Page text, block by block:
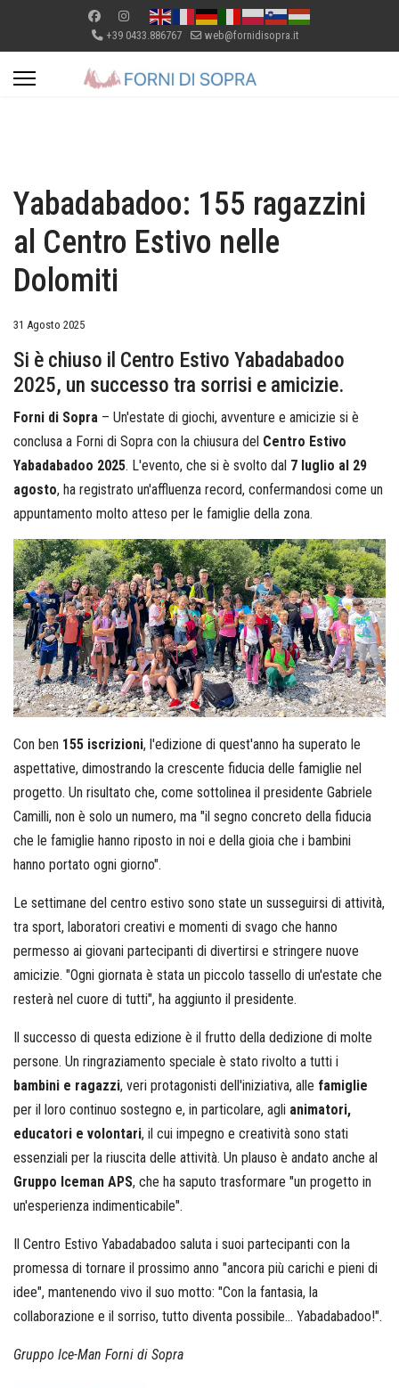
+39 0433.886767 web@fornidisopra.it
Yabadabadoo: 155 ragazzini
al Centro Estivo nelle
Dolomiti
31 Agosto 2025
Si è chiuso il Centro Estivo Yabadabadoo
2025, un successo tra sorrisi e amicizie.
Forni di Sopra – Un'estate di giochi, avventure e amicizie si è
conclusa a Forni di Sopra con la chiusura del Centro Estivo
Yabadabadoo 2025. L'evento, che si è svolto dal 7 luglio al 29
agosto, ha registrato un'affluenza record, confermandosi come un
appuntamento molto atteso per le famiglie della zona.
Con ben 155 iscrizioni, l'edizione di quest'anno ha superato le
aspettative, dimostrando la crescente fiducia delle famiglie nel
progetto. Un risultato che, come sottolinea il presidente Gabriele
Camilli, non è solo un numero, ma "il segno concreto della fiducia
che le famiglie hanno riposto in noi e della gioia che i bambini
hanno portato ogni giorno".
Le settimane del centro estivo sono state un susseguirsi di attività,
tra sport, laboratori creativi e momenti di svago che hanno
permesso ai giovani partecipanti di divertirsi e stringere nuove
amicizie. "Ogni giornata è stata un piccolo tassello di un'estate che
resterà nel cuore di tutti", ha aggiunto il presidente.
Il successo di questa edizione è il frutto della dedizione di molte
persone. Un ringraziamento speciale è stato rivolto a tutti i
bambini e ragazzi, veri protagonisti dell'iniziativa, alle famiglie
per il loro continuo sostegno e, in particolare, agli animatori,
educatori e volontari, il cui impegno e creatività sono stati
essenziali per la riuscita delle attività. Un plauso è andato anche al
Gruppo Iceman APS, che ha saputo trasformare "un progetto in
un'esperienza indimenticabile".
Il Centro Estivo Yabadabadoo saluta i suoi partecipanti con la
promessa di tornare il prossimo anno "ancora più carichi e pieni di
idee", mantenendo vivo il suo motto: "Con la fantasia, la
collaborazione e il sorriso, tutto diventa possibile… Yabadabadoo!".
Gruppo Ice-Man Forni di Sopra